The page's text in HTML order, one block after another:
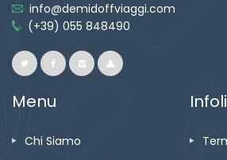
info@demidoffviaggi.com
(+39) 055 848490
Menu
Chi Siamo